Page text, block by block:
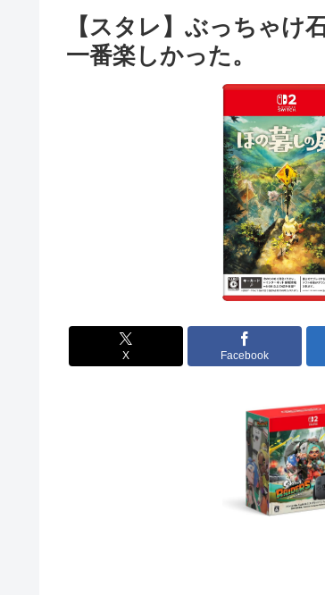
【スタレ】ぶっちゃけ
一番楽しかった。
X Facebook